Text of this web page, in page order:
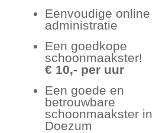
Eenvoudige online
administratie
Een goedkope
schoonmaakster!
€ 10,- per uur
Een goede en
betrouwbare
schoonmaakster in
Doezum